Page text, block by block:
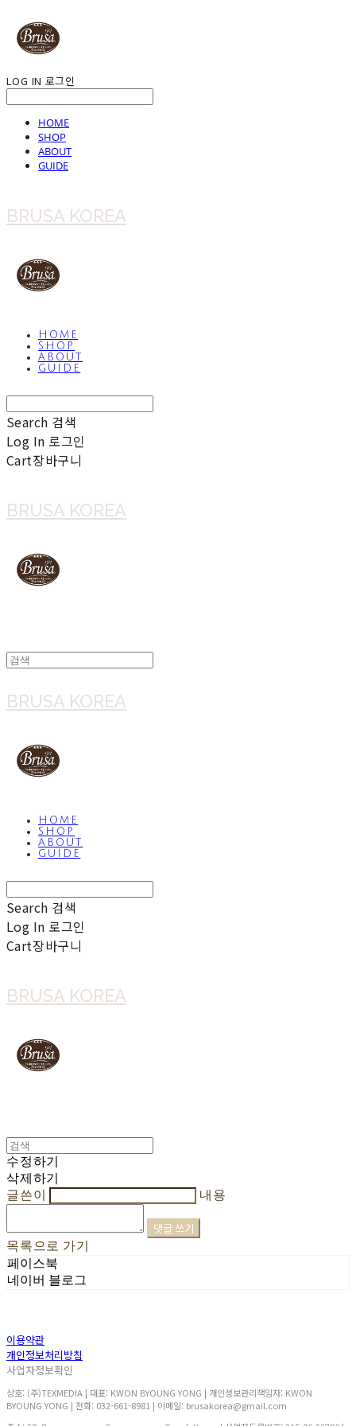
LOG IN 로그인
HOME
SHOP
ABOUT
GUIDE
BRUSA KOREA
HOME
SHOP
ABOUT
GUIDE
Search 검색
Log In 로그인
Cart장바구니
BRUSA KOREA
BRUSA KOREA
HOME
SHOP
ABOUT
GUIDE
Search 검색
Log In 로그인
Cart장바구니
BRUSA KOREA
수정하기
삭제하기
글쓴이
내용
댓글 쓰기
목록으로 가기
페이스북
네이버 블로그
이용약관
개인정보처리방침
사업자정보확인
상호: (주)TEXMEDIA | 대표: KWON BYOUNG YONG | 개인정보관리책임자: KWON
BYOUNG YONG | 전화: 032-661-8981 | 이메일: brusakorea@gmail.com